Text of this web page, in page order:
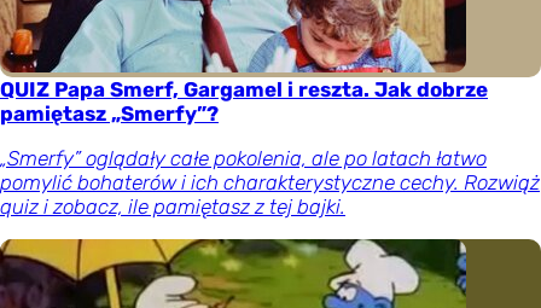
QUIZ Papa Smerf, Gargamel i reszta. Jak dobrze
pamiętasz „Smerfy”?
„Smerfy” oglądały całe pokolenia, ale po latach łatwo
pomylić bohaterów i ich charakterystyczne cechy. Rozwiąż
quiz i zobacz, ile pamiętasz z tej bajki.